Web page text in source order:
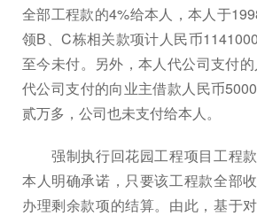
全部工程款的4%给本人，本人于
领B、C栋相关款项计人民币
至今未付。另外，本人代公司支付的
代公司支付的向业主借款人民币
贰万多，公司也未支付给本人。
强制执行回花园工程项目工程款
本人明确承诺，只要该工程款全部
办理剩余款项的结算。由此，基于